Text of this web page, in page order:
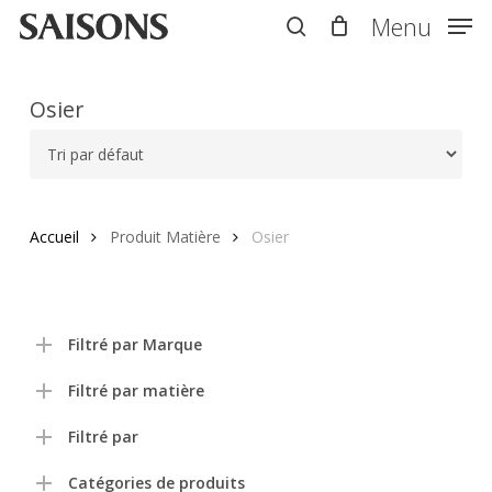
Skip
content
Menu
Osier
Accueil Produit Matière Osier
Filtré par Marque
Filtré par matière
Filtré par
Catégories de produits